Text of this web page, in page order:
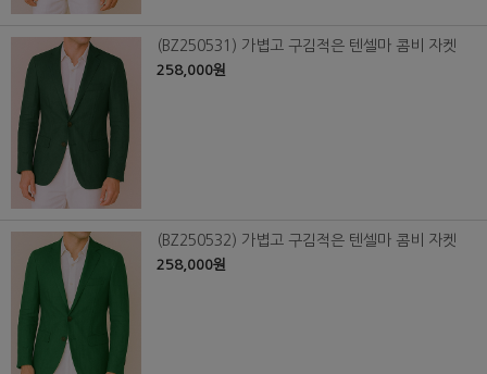
(BZ250531) 가볍고 구김적은 텐셀마 콤비 자켓
258,000원
(BZ250532) 가볍고 구김적은 텐셀마 콤비 자켓
258,000원